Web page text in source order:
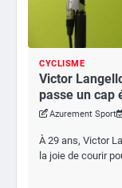
CYCLISME
Victor
passe un cap
Azurement Sport
À 29 ans, Victor
la joie de courir